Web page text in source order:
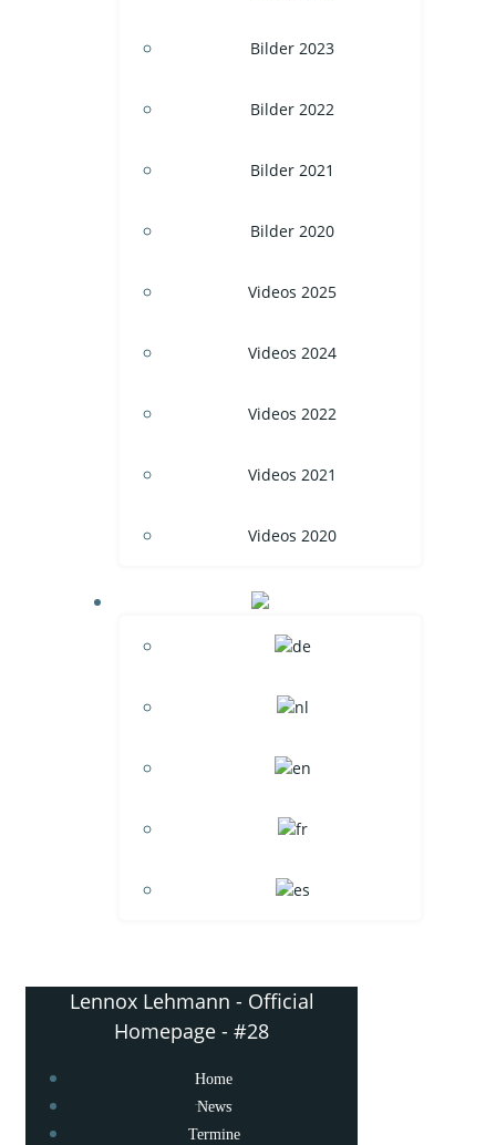
Bilder 2023
Bilder 2022
Bilder 2021
Bilder 2020
Videos 2025
Videos 2024
Videos 2022
Videos 2021
Videos 2020
Lennox Lehmann - Official
Homepage - #28
Home
News
Termine